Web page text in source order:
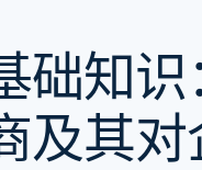
管理订阅
提供按用量计费
发行稳定币支持的支
通过智能体配置和管
础知识
及其对